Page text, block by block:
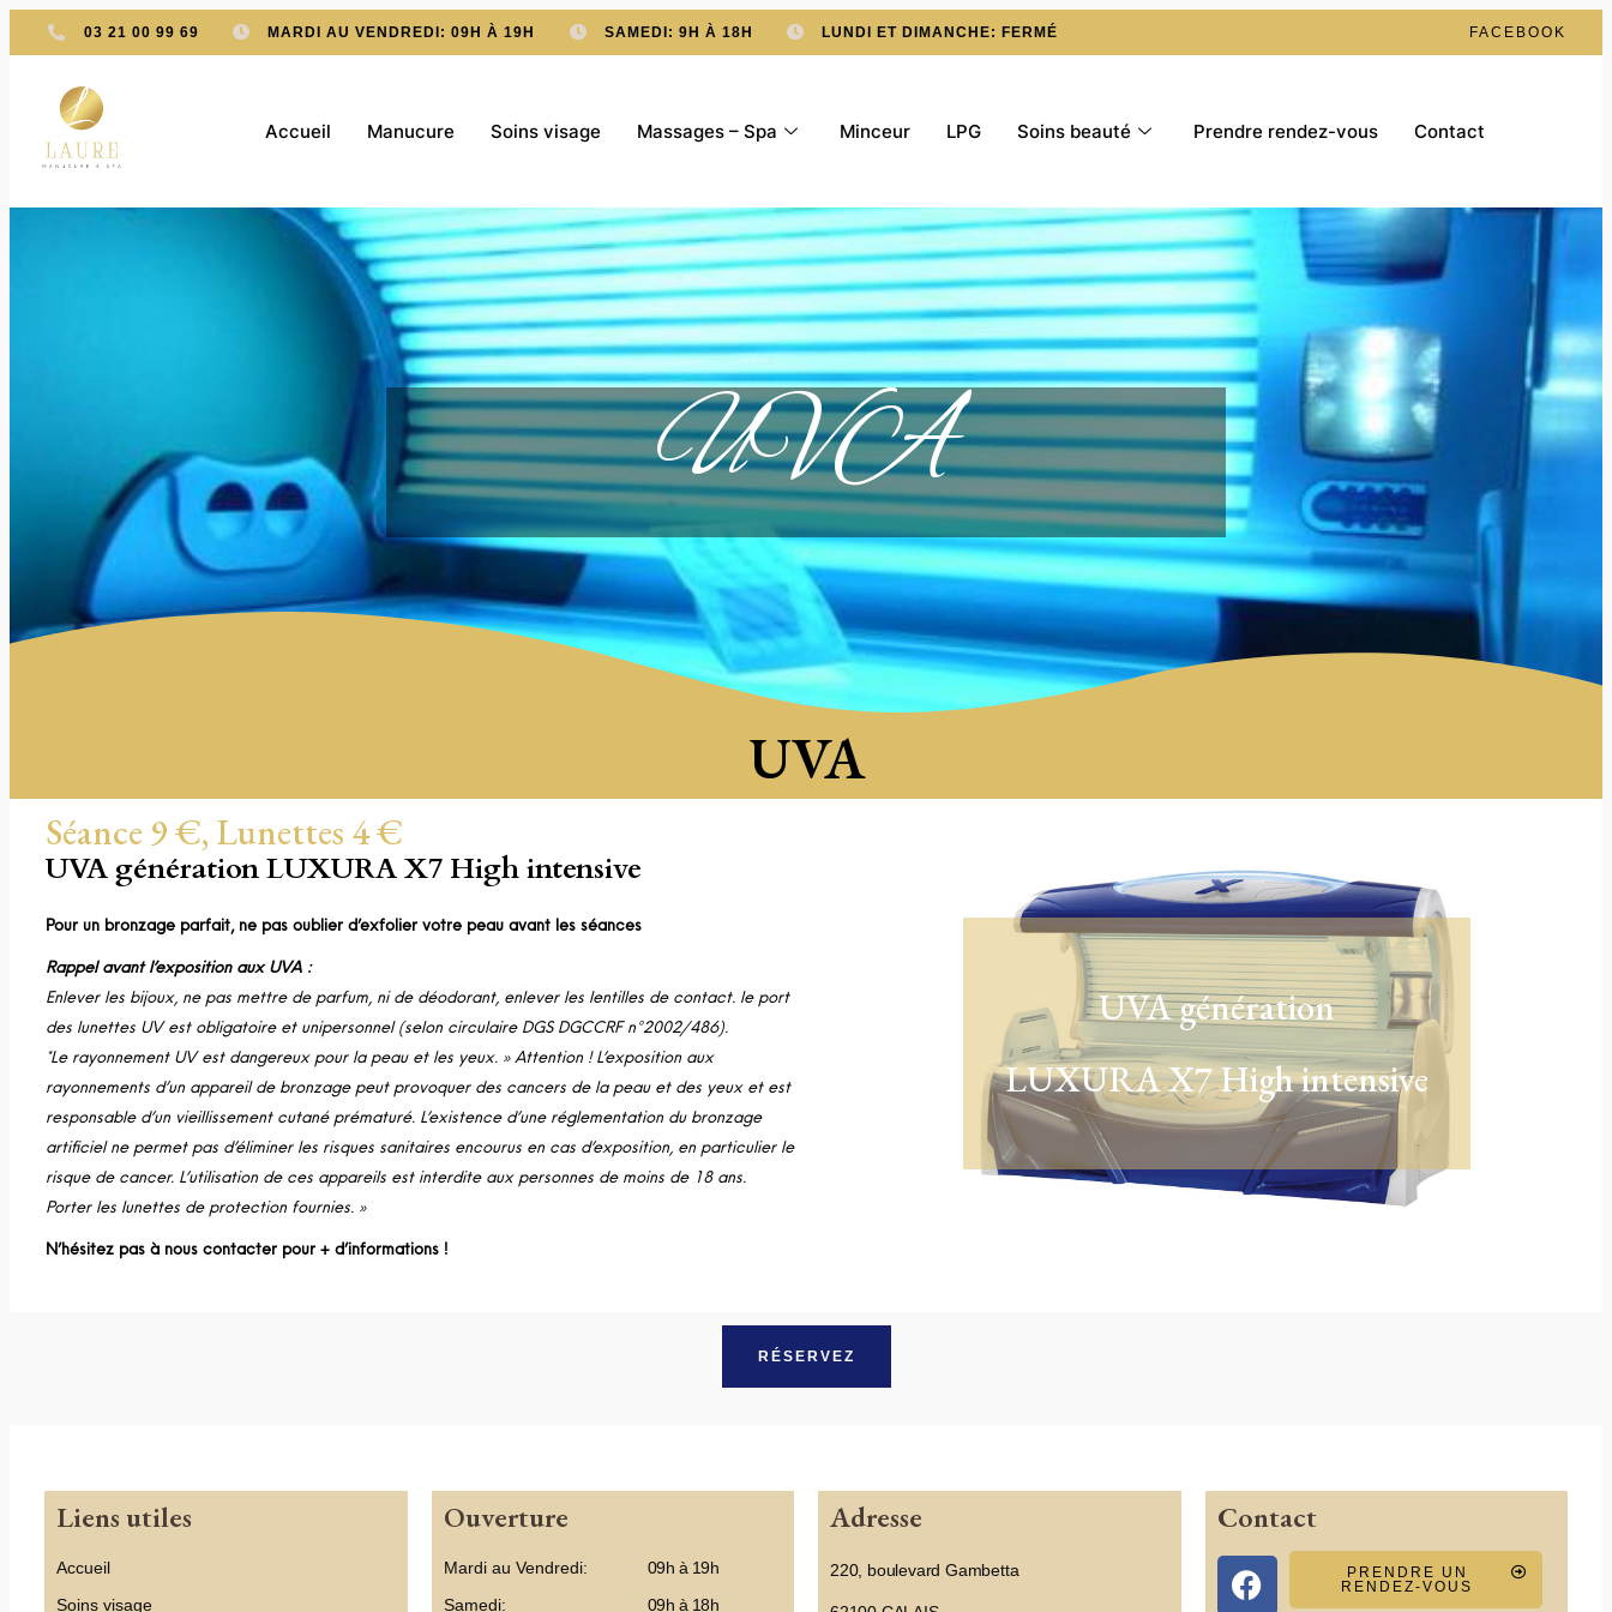
03 21 00 99 69 MARDI AU VENDREDI: 09H À 19H SAMEDI: 9H À 18H LUNDI ET DIMANCHE: FERMÉ FACEBOOK
Accueil Manucure Soins visage Massages – Spa Minceur LPG Soins beauté Prendre rendez-vous Contact
UVA
UVA
Séance 9 €, Lunettes 4 €
UVA génération LUXURA X7 High intensive
Pour un bronzage parfait, ne pas oublier d’exfolier votre peau avant les séances
Rappel avant l’exposition aux UVA :
Enlever les bijoux, ne pas mettre de parfum, ni de déodorant, enlever les lentilles de contact. le port
des lunettes UV est obligatoire et unipersonnel (selon circulaire DGS DGCCRF n°2002/486).
*Le rayonnement UV est dangereux pour la peau et les yeux. » Attention ! L’exposition aux
rayonnements d’un appareil de bronzage peut provoquer des cancers de la peau et des yeux et est
responsable d’un vieillissement cutané prématuré. L’existence d’une réglementation du bronzage
artificiel ne permet pas d’éliminer les risques sanitaires encourus en cas d’exposition, en particulier le
risque de cancer. L’utilisation de ces appareils est interdite aux personnes de moins de 18 ans.
Porter les lunettes de protection fournies. »
N’hésitez pas à nous contacter pour + d’informations !
UVA génération
LUXURA X7 High intensive
RÉSERVEZ
Liens utiles
Accueil
Soins visage
Ouverture
Mardi au Vendredi:
Samedi:
09h à 19h
09h à 18h
Adresse
220, boulevard Gambetta
Contact
PRENDRE UN
RENDEZ-VOUS